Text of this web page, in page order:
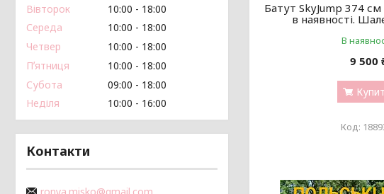
Батут SkyJump 374
в наявності.
В
9 500
Вівторок
10:00
18:00
Середа
10:00
18:00
Четвер
10:00
18:00
Пʼятниця
10:00
18:00
Субота
09:00
18:00
Неділя
10:00 16:00
Контакти
ronya.misko@gmail.com